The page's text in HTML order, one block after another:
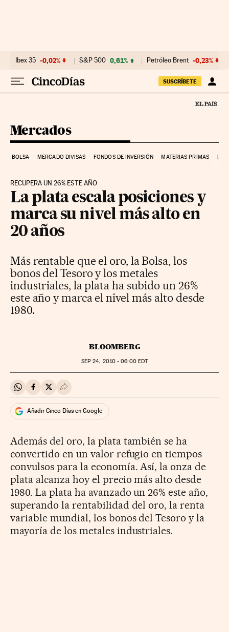
Ibex 35 -0,02% S&P 500 0,61% Petróleo Brent -0,23%
SUSCRÍBETE
Mercados
BOLSA MERCADO DIVISAS FONDOS DE INVERSIÓN MATERIAS PRIMAS
RECUPERA UN 26% ESTE AÑO
La plata escala posiciones y
marca su nivel más alto en
20 años
Más rentable que el oro, la Bolsa, los
bonos del Tesoro y los metales
industriales, la plata ha subido un 26%
este año y marca el nivel más alto desde
1980.
BLOOMBERG
SEP 24, 2010 - 06:00EDT
Compartir en Whatsapp
Compartir en Facebook
Compartir en Twitter
Desplegar Redes Sociales
Añadir Cinco Días en Google
Además del oro, la plata también se ha
convertido en un valor refugio en tiempos
convulsos para la economía. Así, la onza de
plata alcanza hoy el precio más alto desde
1980. La plata ha avanzado un 26% este año,
superando la rentabilidad del oro, la renta
variable mundial, los bonos del Tesoro y la
mayoría de los metales industriales.